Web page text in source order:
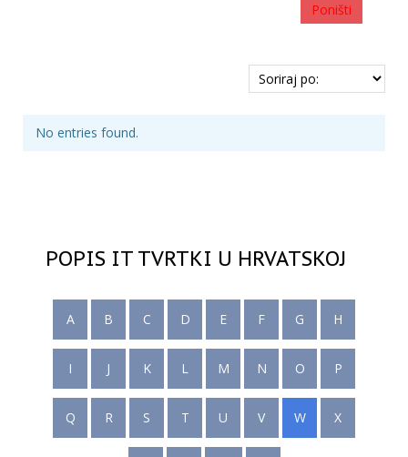
Poništi
No entries found.
POPIS IT TVRTKI U HRVATSKOJ
A B C D E F G H
I J K L M N O P
Q R S T U V W X